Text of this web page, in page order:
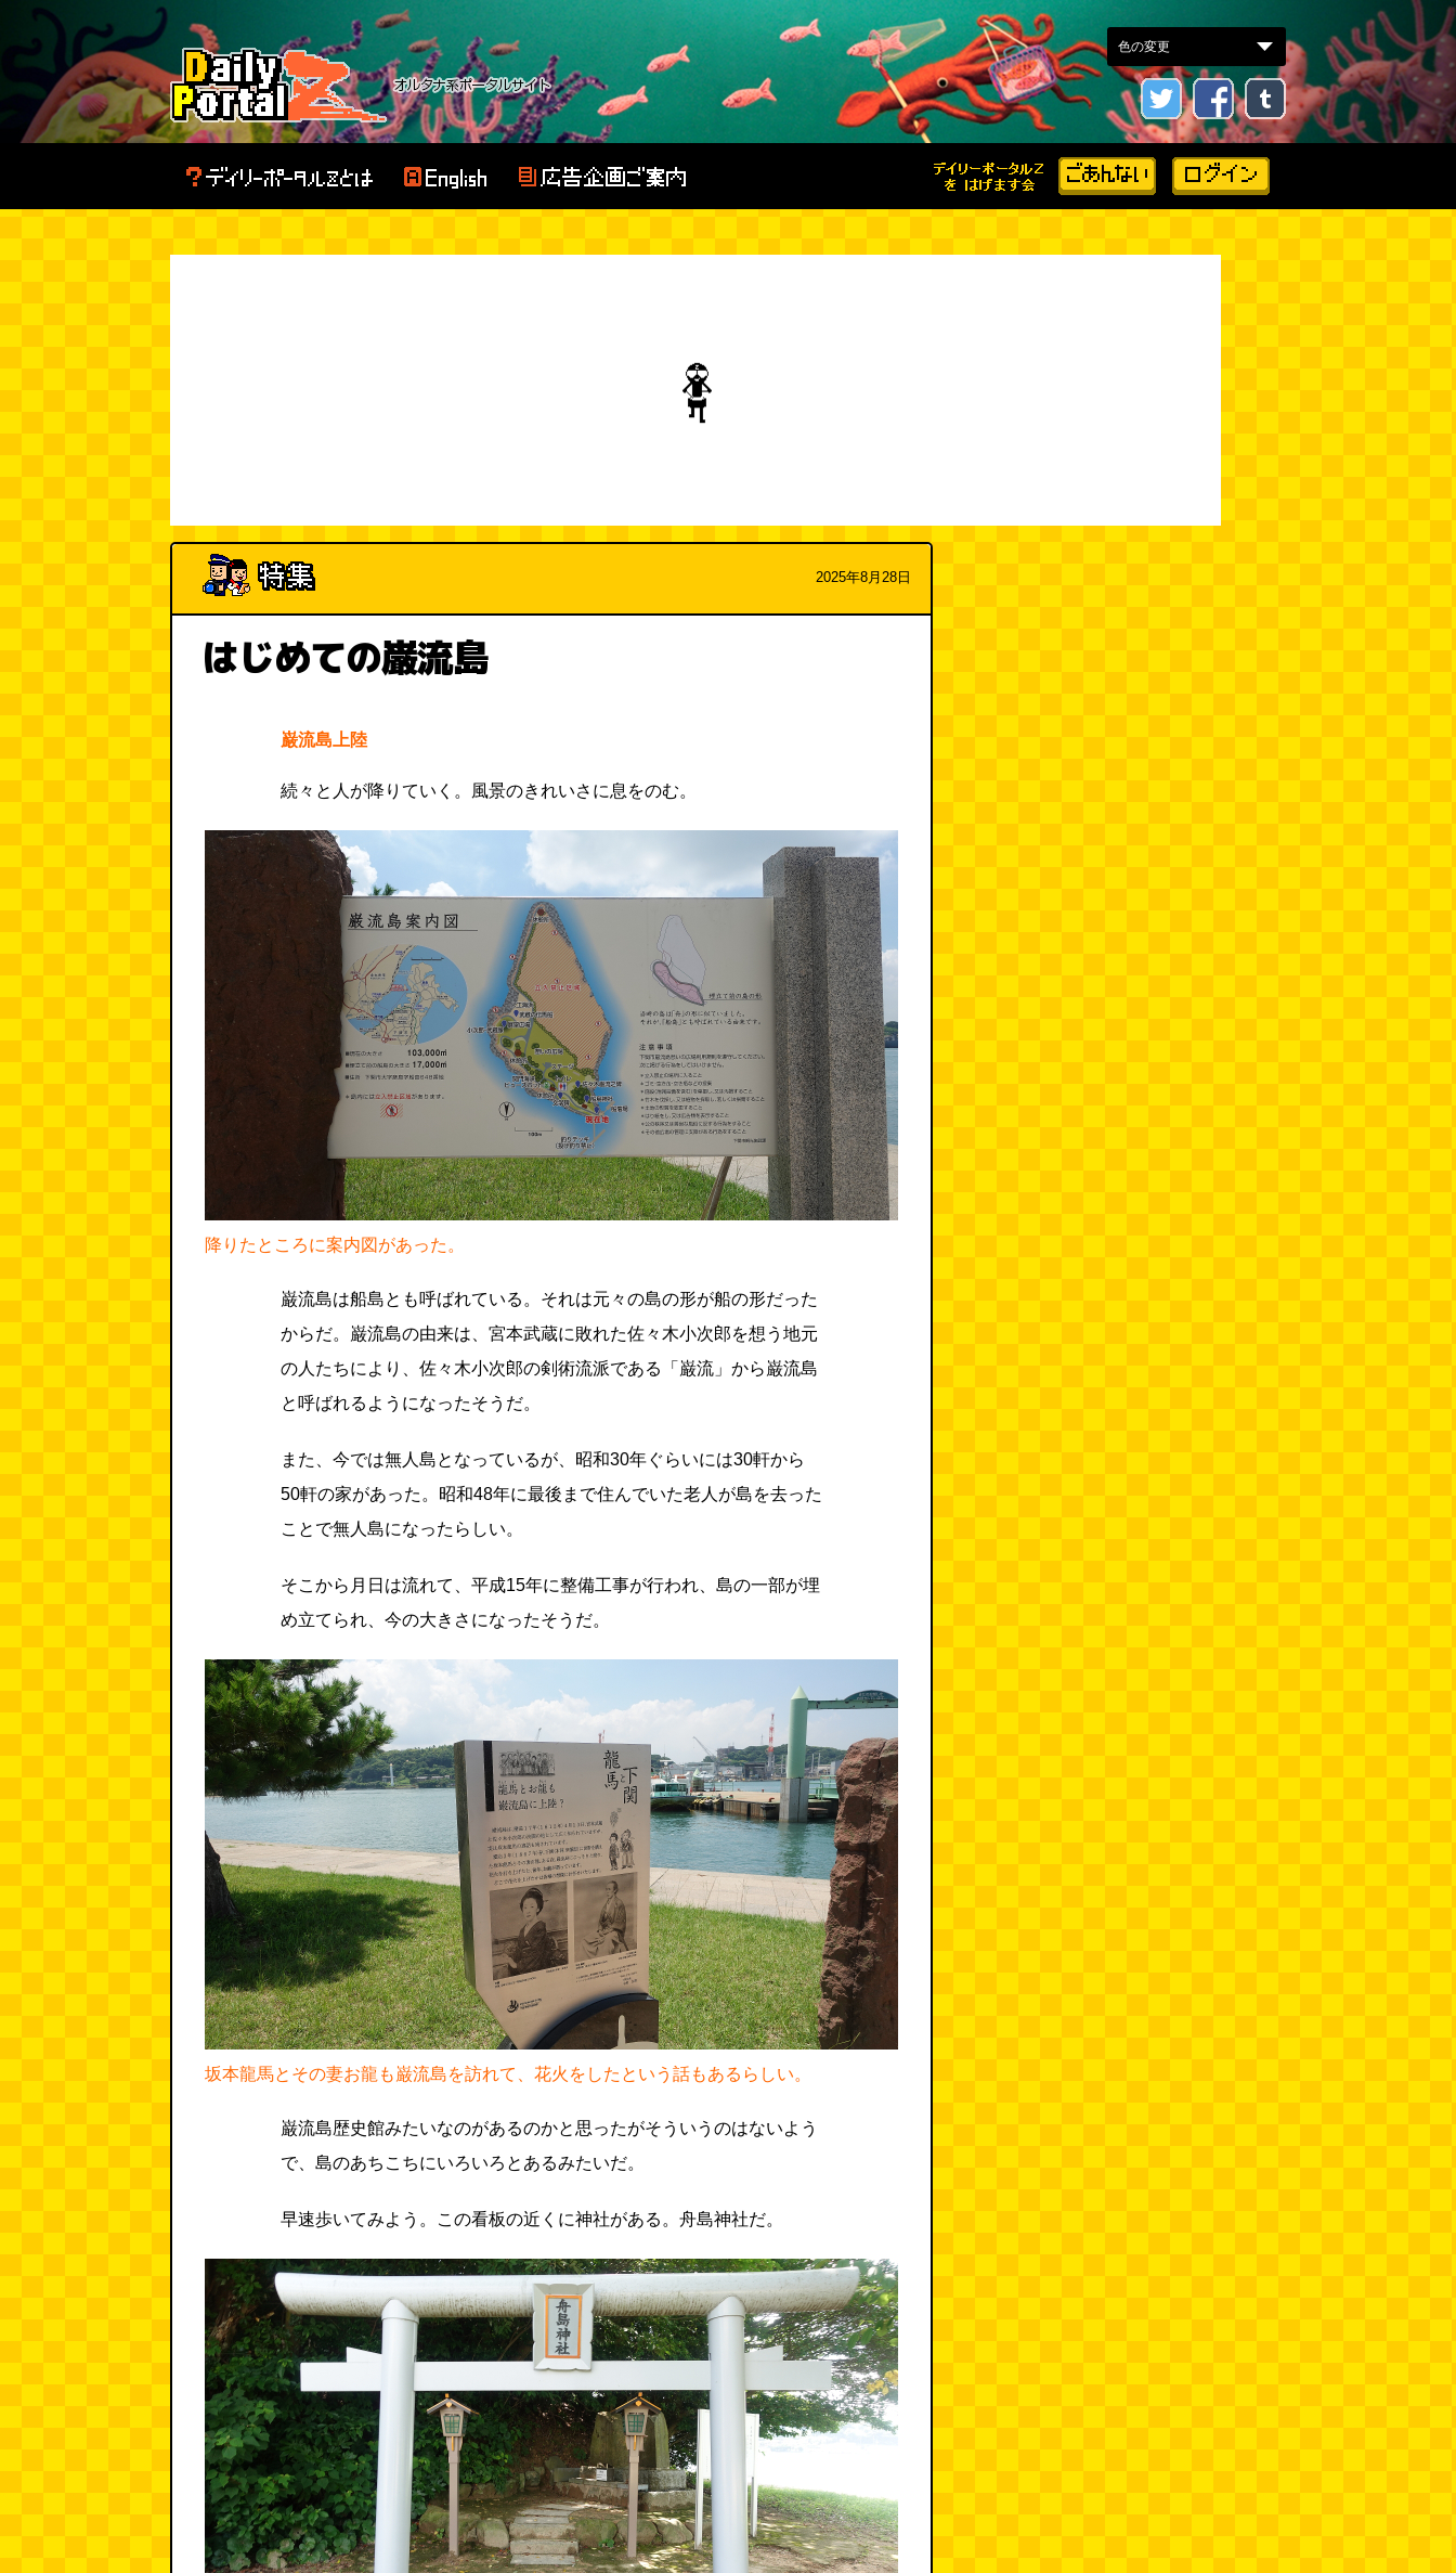
2025年8月28日
はじめての巌流島
巌流島上陸
続々と人が降りていく。風景のきれいさに息をのむ。
降りたところに案内図があった。
巌流島は船島とも呼ばれている。それは元々の島の形が船の形だった
からだ。巌流島の由来は、宮本武蔵に敗れた佐々木小次郎を想う地元
の人たちにより、佐々木小次郎の剣術流派である「巌流」から巌流島
と呼ばれるようになったそうだ。
また、今では無人島となっているが、昭和30年ぐらいには30軒から
50軒の家があった。昭和48年に最後まで住んでいた老人が島を去った
ことで無人島になったらしい。
そこから月日は流れて、平成15年に整備工事が行われ、島の一部が埋
め立てられ、今の大きさになったそうだ。
坂本龍馬とその妻お龍も巌流島を訪れて、花火をしたという話もあるらしい。
巌流島歴史館みたいなのがあるのかと思ったがそういうのはないよう
で、島のあちこちにいろいろとあるみたいだ。
早速歩いてみよう。この看板の近くに神社がある。舟島神社だ。